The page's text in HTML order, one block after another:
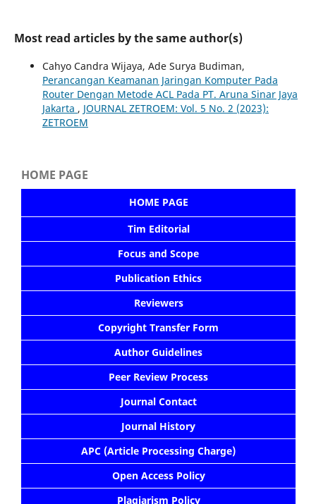
Most read articles by the same author(s)
Cahyo Candra Wijaya, Ade Surya Budiman,
Perancangan Keamanan Jaringan Komputer Pada
Router Dengan Metode ACL Pada PT. Aruna Sinar Jaya
Jakarta , JOURNAL ZETROEM: Vol. 5 No. 2 (2023):
ZETROEM
HOME PAGE
HOME PAGE
Tim Editorial
Focus and Scope
Publication Ethics
Reviewers
Copyright Transfer Form
Author Guidelines
Peer Review Process
Journal Contact
Journal History
APC (Article Processing Charge)
Open Access Policy
Plagiarism Policy